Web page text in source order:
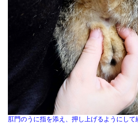
肛門のうに指を添え、押し上げるようにして